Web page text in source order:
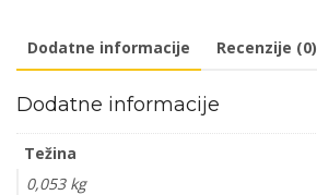
Dodatne informacije Recenzije (0)
Dodatne informacije
Težina
0,053 kg